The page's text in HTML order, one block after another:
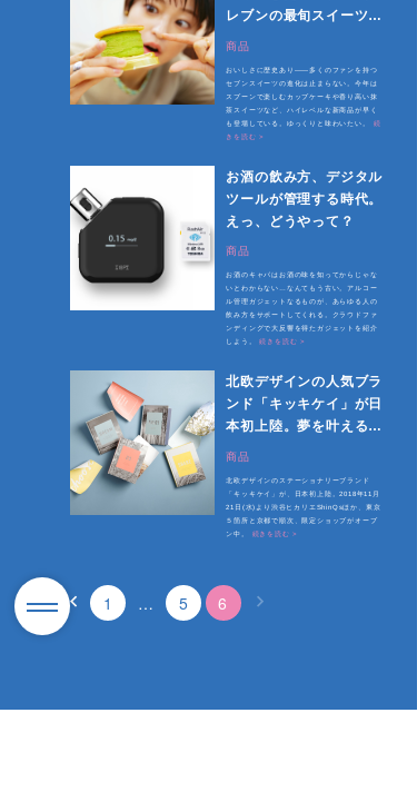
レブンの最旬スイーツが
おいしい理由
商品
おいしさに歴史あり――多くのファンを持つ
セブンスイーツの進化は止まらない。今年は
スプーンで楽しむカップケーキや香り高い抹
茶スイーツなど、ハイレベルな新商品が早く
も登場している。ゆっくりと味わいたい。 続
きを読む >
お酒の飲み方、デジタル
ツールが管理する時代。
えっ、どうやって？
商品
お酒のキャパはお酒の味を知ってからじゃな
いとわからない…なんてもう古い。アルコー
ル管理ガジェットなるものが、あらゆる人の
飲み方をサポートしてくれる。クラウドファ
ンディングで大反響を得たガジェットを紹介
しよう。続きを読む >
北欧デザインの人気ブラ
ンド「キッキケイ」が日
本初上陸。夢を叶えるス
テーショナリーで年明け
商品
北欧デザインのステーショナリーブランド
「キッキケイ」が、日本初上陸。2018年11月
21日(水)より渋谷ヒカリエShinQsほか、東京
５箇所と京都で順次、限定ショップがオープ
ン中。 続きを読む >
1 … 5 6